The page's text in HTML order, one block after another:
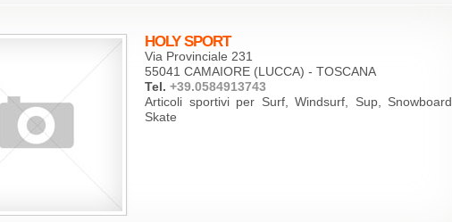
HOLY SPORT
Via Provinciale 231
55041 CAMAIORE (LUCCA) - TOSCANA
Tel. +39.0584913743
Articoli sportivi per Surf, Windsurf, Sup, Snowboard,
Skate